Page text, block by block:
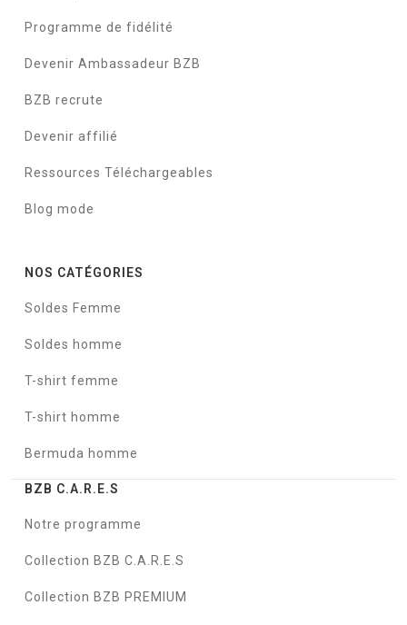
Programme de fidélité
Devenir Ambassadeur BZB
BZB recrute
Devenir affilié
Ressources Téléchargeables
Blog mode
NOS CATÉGORIES
Soldes Femme
Soldes homme
T-shirt femme
T-shirt homme
Bermuda homme
BZB C.A.R.E.S
Notre programme
Collection BZB C.A.R.E.S
Collection BZB PREMIUM